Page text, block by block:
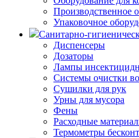
Производственное
Упаковочное
Санитарно-
Диспенсеры
Дозаторы
Лампы
Системы очистки
Сушилки для рук
Урны для мусора
Фены
Расходные
Термометры